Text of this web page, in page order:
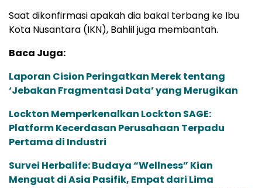
Saat dikonfirmasi apakah dia bakal terbang ke Ibu
Kota Nusantara (IKN), Bahlil juga membantah.
Baca Juga:
Laporan Cision Peringatkan Merek tentang
‘Jebakan Fragmentasi Data’ yang Merugikan
Lockton Memperkenalkan Lockton SAGE:
Platform Kecerdasan Perusahaan Terpadu
Pertama di Industri
Survei Herbalife: Budaya “Wellness” Kian
Menguat di Asia Pasifik, Empat dari Lima